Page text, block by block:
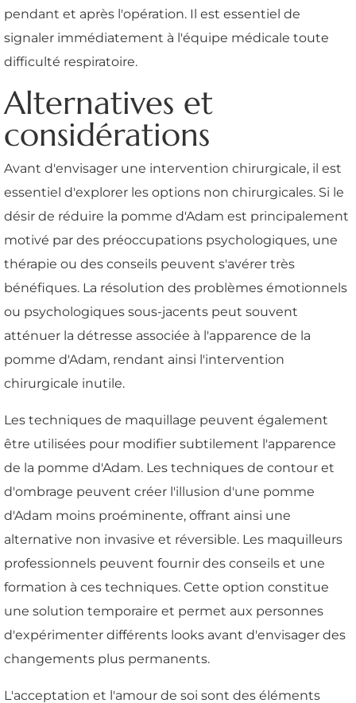
pendant et après l'opération. Il est essentiel de
signaler immédiatement à l'équipe médicale toute
difficulté respiratoire.
Alternatives et
considérations
Avant d'envisager une intervention chirurgicale, il est
essentiel d'explorer les options non chirurgicales. Si le
désir de réduire la pomme d'Adam est principalement
motivé par des préoccupations psychologiques, une
thérapie ou des conseils peuvent s'avérer très
bénéfiques. La résolution des problèmes émotionnels
ou psychologiques sous-jacents peut souvent
atténuer la détresse associée à l'apparence de la
pomme d'Adam, rendant ainsi l'intervention
chirurgicale inutile.
Les techniques de maquillage peuvent également
être utilisées pour modifier subtilement l'apparence
de la pomme d'Adam. Les techniques de contour et
d'ombrage peuvent créer l'illusion d'une pomme
d'Adam moins proéminente, offrant ainsi une
alternative non invasive et réversible. Les maquilleurs
professionnels peuvent fournir des conseils et une
formation à ces techniques. Cette option constitue
une solution temporaire et permet aux personnes
d'expérimenter différents looks avant d'envisager des
changements plus permanents.
L'acceptation et l'amour de soi sont des éléments